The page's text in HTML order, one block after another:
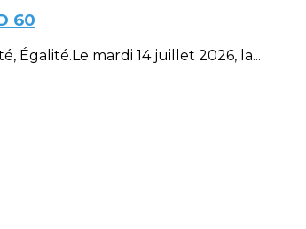
60
Égalité.Le mardi 14 juillet 2026, la...